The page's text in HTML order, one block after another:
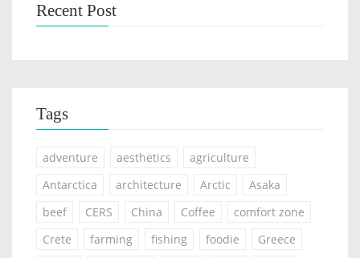
Recent Post
Tags
adventure aesthetics
agriculture
Antarctica
architecture Arctic
Asaka
beef
CERS China Coffee
comfort zone
Crete
farming fishing foodie
Greece